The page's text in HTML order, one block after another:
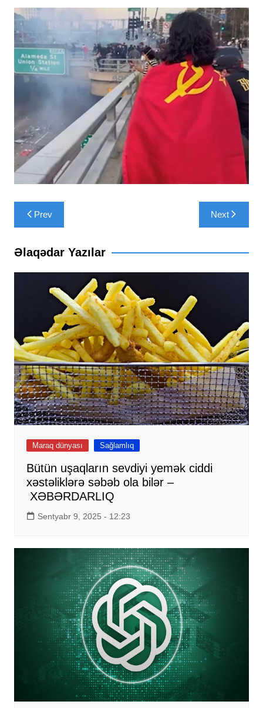
Yazı
naviqasiyası
Prev Next
Əlaqədar Yazılar
Maraq dünyası Sağlamlıq
Bütün uşaqların sevdiyi yemək ciddi
xəstəliklərə səbəb ola bilər –
XƏBƏRDARLIQ
Sentyabr 9, 2025 - 12:23